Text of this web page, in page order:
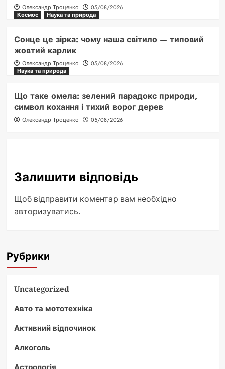
Олександр Троценко
05/08/2026
Космос
Наука та природа
Сонце це зірка: чому наша світило — типовий
жовтий карлик
Олександр Троценко
05/08/2026
Наука та природа
Що таке омела: зелений парадокс природи,
символ кохання і тихий ворог дерев
Олександр Троценко 05/08/2026
Залишити відповідь
Щоб відправити коментар вам необхідно
авторизуватись.
Рубрики
Uncategorized
Авто та мототехніка
Активний відпочинок
Алкоголь